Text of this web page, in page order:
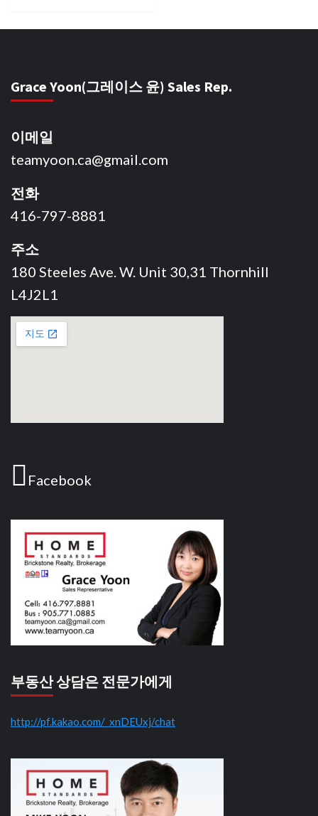
Grace Yoon(그레이스 윤) Sales Rep.
이메일
teamyoon.ca@gmail.com
전화
416-797-8881
주소
180 Steeles Ave. W. Unit 30,31 Thornhill
L4J2L1
Facebook
부동산 상담은 전문가에게
http://pf.kakao.com/_xnDEUxj/chat